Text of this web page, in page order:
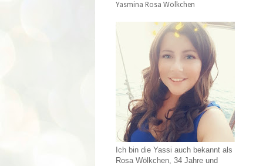
Yasmina Rosa Wölkchen
Ich bin die Yassi auch bekannt als
Rosa Wölkchen, 34 Jahre und